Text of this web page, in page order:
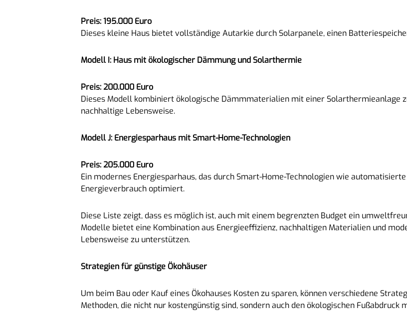
Preis: 195.000 Euro
Dieses kleine Haus bietet vollständige Autarkie durch Solarpanele, einen
Modell I: Haus mit ökologischer Dämmung und Solarthermie
Preis: 200.000 Euro
Dieses Modell kombiniert ökologische Dämmmaterialien mit einer Solarthermieanlage
nachhaltige Lebensweise.
Modell J: Energiesparhaus mit Smart-Home-Technologien
Preis: 205.000 Euro
Ein modernes Energiesparhaus, das durch Smart-Home-Technologien wie
Energieverbrauch optimiert.
Diese Liste zeigt, dass es möglich ist, auch mit einem begrenzten Budget ein
Modelle bietet eine Kombination aus Energieeffizienz, nachhaltigen Materialien und
Lebensweise zu unterstützen.
Strategien für günstige Ökohäuser
Um beim Bau oder Kauf eines Ökohauses Kosten zu sparen, können verschiedene
Methoden, die nicht nur kostengünstig sind, sondern auch den ökologischen Fußabdruck